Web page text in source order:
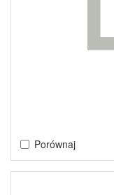
Porównaj